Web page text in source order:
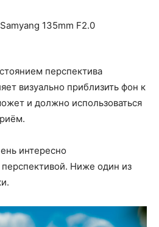
перспектива
визуально приблизить фон к
и должно использоваться
интересно
Ниже один из